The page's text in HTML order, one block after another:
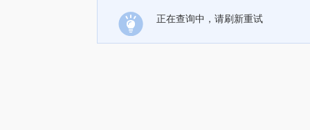
正在查询中，请刷新重试